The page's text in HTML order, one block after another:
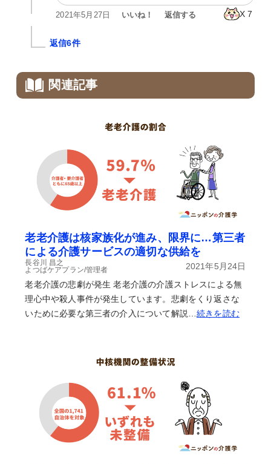
X7
2021年5月27日 いいね！ 返信する
返信6件
関連記事
老老介護は核家族化が進み、限界に…第三者
による介護サービスの適切な供給を
長谷川 昌之
よつばケアプラン/管理者
2021年5月24日
老老介護の悲劇が発生 老老介護の介護ストレスによる無
理心中や殺人事件が発生しています。悲劇をくり返さな
いために必要な第三者の介入について解説…続きを読む